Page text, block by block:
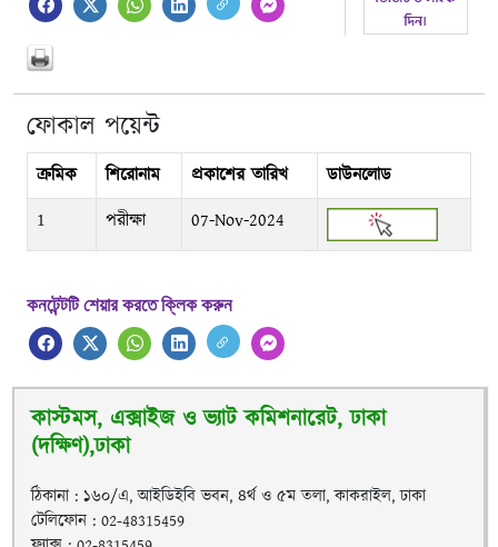
ফোকাল পয়েন্ট
ক্রমিক শিরোনাম প্রকাশের তারিখ
ডাউনলোড
1
পরীক্ষা 07-Nov-2024
কনটেন্টটি শেয়ার করতে ক্লিক করুন
কাস্টমস, এক্সাইজ ও ভ্যাট কমিশনারেট, ঢাকা
(দক্ষিণ),ঢাকা
ঠিকানা : ১৬০/এ, আইডিইবি ভবন, ৪র্থ ও ৫ম তলা, কাকরাইল, ঢাকা
টেলিফোন : 02-48315459